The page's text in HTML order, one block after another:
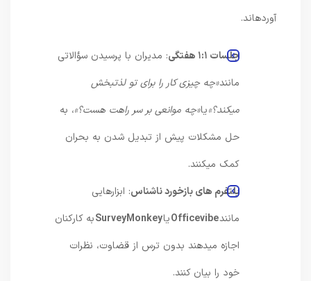
آوردهاند.
جلسات ۱:۱ هفتگی: مدیران با پرسیدن سؤالاتی
مانند«چه چیزی کار را برای تو لذتبخش
میکند؟»یا«چه موانعی بر سر راهت هست؟»، به
حل مشکلات پیش از تبدیل شدن به بحران
کمک میکنند.
پلتفرم های بازخورد ناشناس: ابزارهایی
مانندOfficevibeیاSurveyMonkeyبه کارکنان
اجازه میدهند بدون ترس از قضاوت، نظرات
خود را بیان کنند.